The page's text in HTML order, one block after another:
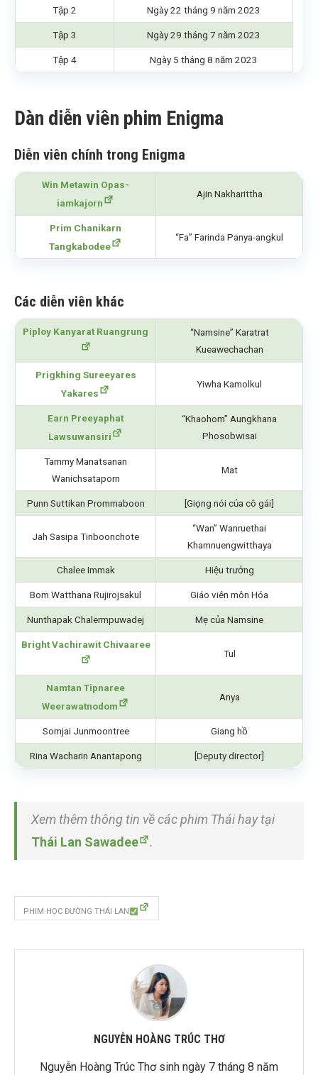
Tập 2 Ngày 22 tháng 9 năm 2023
Tập 3 Ngày 29 tháng 7 năm 2023
Tập 4 Ngày 5 tháng 8 năm 2023
Dàn diễn viên phim Enigma
Diễn viên chính trong Enigma
Win Metawin Opas-
iamkajorn
Ajin Nakharittha
Prim Chanikarn
Tangkabodee
“Fa” Farinda Panya-angkul
Các diễn viên khác
Piploy Kanyarat Ruangrung
“Namsine” Karatrat
Kueawechachan
Prigkhing Sureeyares
Yakares
Yiwha Kamolkul
Earn Preeyaphat
Lawsuwansiri
“Khaohom” Aungkhana
Phosobwisai
Tammy Manatsanan
Wanichsataporn
Mat
Punn Suttikan Prommaboon [Giọng nói của cô gái]
Jah Sasipa Tinboonchote
“Wan” Wanruethai
Khamnuengwitthaya
Chalee Immak Hiệu trưởng
Bom Watthana Rujirojsakul Giáo viên môn Hóa
Nunthapak Chalermpuwadej Mẹ của Namsine
Bright Vachirawit Chivaaree
Tul
Namtan Tipnaree
Weerawatnodom
Anya
Somjai Junmoontree Giang hồ
Rina Wacharin Anantapong [Deputy director]
Xem thêm thông tin về các phim Thái hay tại
Thái Lan Sawadee
.
PHIM HỌC ĐƯỜNG THÁI LAN
NGUYỄN HOÀNG TRÚC THƠ
Nguyễn Hoàng Trúc Thơ sinh ngày 7 tháng 8 năm